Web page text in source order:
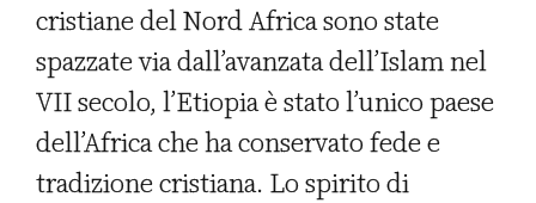
cristiane del Nord Africa sono state
spazzate via dall’avanzata dell’Islam nel
VII secolo, l’Etiopia è stato l’unico paese
dell’Africa che ha conservato fede e
tradizione cristiana. Lo spirito di